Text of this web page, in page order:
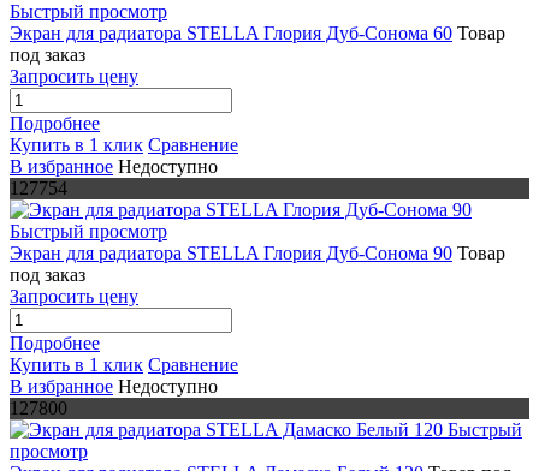
Быстрый просмотр
Экран для радиатора STELLA Глория Дуб-Сонома 60 Товар
под заказ
Запросить цену
Подробнее
Купить в 1 клик Сравнение
В избранное Недоступно
127754
Быстрый просмотр
Экран для радиатора STELLA Глория Дуб-Сонома 90 Товар
под заказ
Запросить цену
Подробнее
Купить в 1 клик Сравнение
В избранное Недоступно
127800
Быстрый
просмотр